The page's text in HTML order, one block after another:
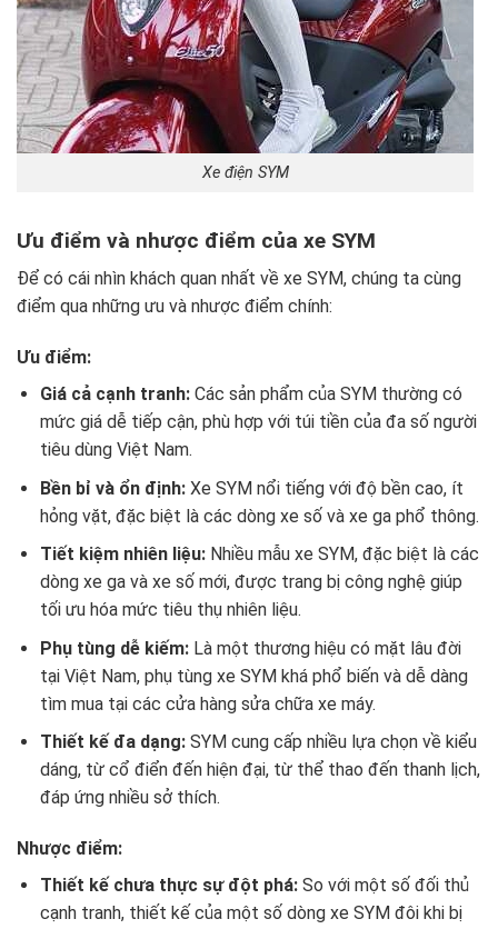
Xe điện SYM
Ưu điểm và nhược điểm của xe SYM
Để có cái nhìn khách quan nhất về xe SYM, chúng ta cùng
điểm qua những ưu và nhược điểm chính:
Ưu điểm:
Giá cả cạnh tranh:Các sản phẩm của SYM thường có
mức giá dễ tiếp cận, phù hợp với túi tiền của đa số người
tiêu dùng Việt Nam.
Bền bỉ và ổn định:Xe SYM nổi tiếng với độ bền cao, ít
hỏng vặt, đặc biệt là các dòng xe số và xe ga phổ thông.
Tiết kiệm nhiên liệu:Nhiều mẫu xe SYM, đặc biệt là các
dòng xe ga và xe số mới, được trang bị công nghệ giúp
tối ưu hóa mức tiêu thụ nhiên liệu.
Phụ tùng dễ kiếm:Là một thương hiệu có mặt lâu đời
tại Việt Nam, phụ tùng xe SYM khá phổ biến và dễ dàng
tìm mua tại các cửa hàng sửa chữa xe máy.
Thiết kế đa dạng:SYM cung cấp nhiều lựa chọn về kiểu
dáng, từ cổ điển đến hiện đại, từ thể thao đến thanh lịch,
đáp ứng nhiều sở thích.
Nhược điểm:
Thiết kế chưa thực sự đột phá:So với một số đối thủ
cạnh tranh, thiết kế của một số dòng xe SYM đôi khi bị